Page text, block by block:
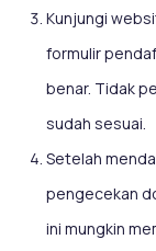
Kunjungi
formulir
benar. Tidak
sudah sesuai.
Setelah
pengecekan
ini mungkin